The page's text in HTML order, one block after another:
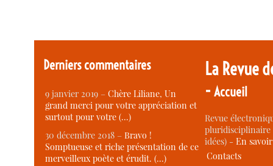
Derniers commentaires
9 janvier 2019 –Chère Liliane, Un
grand merci pour votre appréciation et
surtout pour votre (…)
30 décembre 2018 –Bravo !
Somptueuse et riche présentation de ce
merveilleux poète et érudit. (…)
La Revue
-Accueil
Revue
idées) -En
Contacts